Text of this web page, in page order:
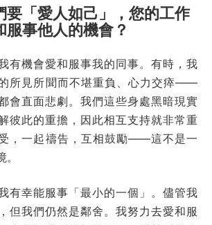
要「愛人如己」，您的工作
服事他人的機會？
有機會愛和服事我的同事。有時，我
所見所聞而不堪重負、心力交瘁——
會直面悲劇。我們這些身處黑暗現實
彼此的重擔，因此相互支持就非常重
，一起禱告，互相鼓勵——這不是一
有幸能服事「最小的一個」。儘管我
但我們仍然是鄰舍。我努力去愛和服